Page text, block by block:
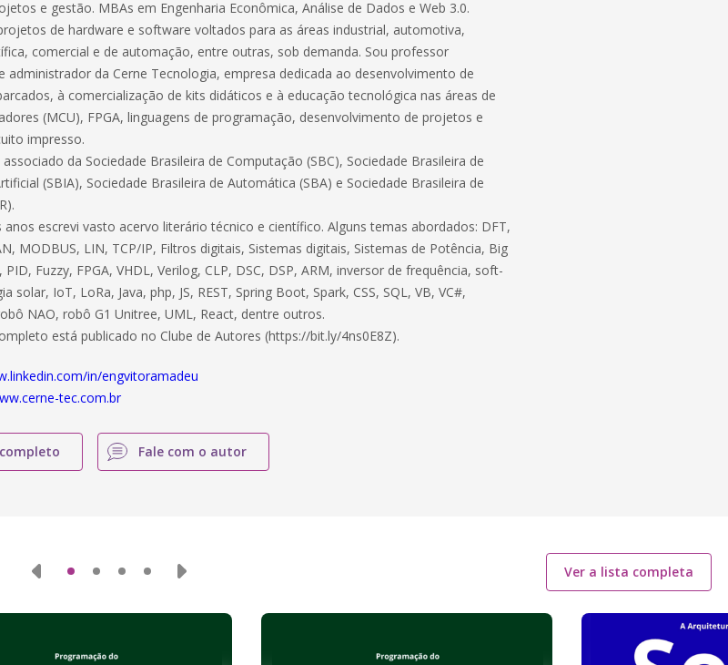
e gestão. MBAs em Engenharia Econômica, Análise de Dados e Web 3.0.
de hardware e software voltados para as áreas industrial, automotiva,
comercial e de automação, entre outras, sob demanda. Sou professor
administrador da Cerne Tecnologia, empresa dedicada ao desenvolvimento de
à comercialização de kits didáticos e à educação tecnológica nas áreas de
(MCU), FPGA, linguagens de programação, desenvolvimento de projetos e
impresso.
da Sociedade Brasileira de Computação (SBC), Sociedade Brasileira de
(SBIA), Sociedade Brasileira de Automática (SBA) e Sociedade Brasileira de
escrevi vasto acervo literário técnico e científico. Alguns temas abordados: DFT,
MODBUS, LIN, TCP/IP, Filtros digitais, Sistemas digitais, Sistemas de Potência, Big
Fuzzy, FPGA, VHDL, Verilog, CLP, DSC, DSP, ARM, inversor de frequência, soft-
solar, IoT, LoRa, Java, php, JS, REST, Spring Boot, Spark, CSS, SQL, VB, VC#,
NAO, robô G1 Unitree, UML, React, dentre outros.
está publicado no Clube de Autores (https://bit.ly/4ns0E8Z).
in/engvitoramadeu
tec.com.br
Fale com o autor
Ver a lista completa